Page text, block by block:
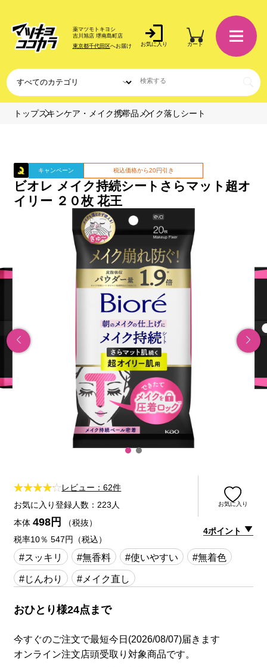
薬マツモトキヨシ
吉川旭店 堺南島町店
東京都千代田区へお届け お気に入り カート
トップスキンケア・メイク携帯品 メイク落しシート
キャンペーン 税込価格から20円引き
ビオレ メイク持続シートさらマット超オ
イリー ２０枚 花王
レビュー：62件
お気に入り登録人数：223人
お気に入り
本体 498円
（税抜）
税率10％ 547円（税込）
4ポイント
#スッキリ #無香料 #使いやすい
#無着色
#じんわり
#メイク直し
おひとり様24点まで
今すぐのご注文で最短今日(2026/08/07)届きます
オンライン注文店頭受取り対象商品です。